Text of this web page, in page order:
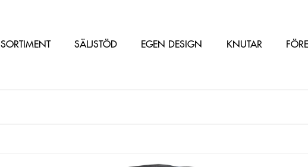
SORTIMENT SÄLJSTÖD EGEN DESIGN KNUTAR